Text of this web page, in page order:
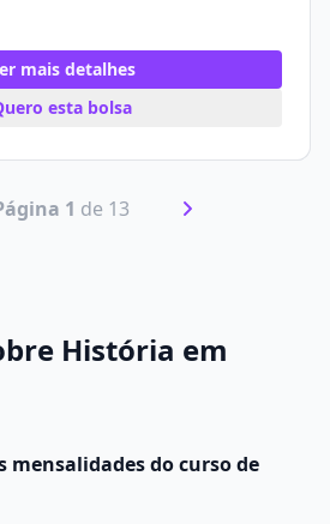
mais detalhes
esta bolsa
1 de 13
História em
mensalidades do curso de